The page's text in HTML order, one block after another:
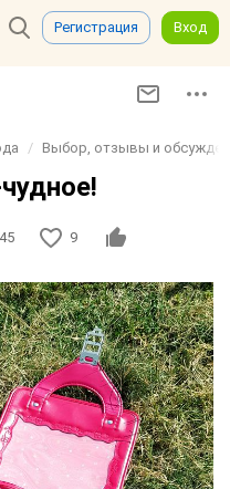
Регистрация Вход
Выбор, отзывы и
45 9